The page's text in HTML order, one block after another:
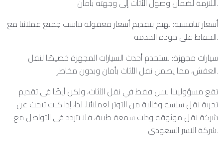
اللازمة لضمان وصول الأثاث إلى وجهته بأمان.
أسعار تنافسية: نهتم بتقديم أسعار معقولة تناسب جميع عملائنا مع
الحفاظ على جودة الخدمة.
سيارات مجهزة: نستخدم أحدث السيارات المجهزة خصيصًا لنقل
العفش، مما يضمن نقل الأثاث بأمان وبدون مخاطر.
تقع مسؤوليتنا ليس فقط في نقل الأثاث، ولكن أيضًا في تقديم
تجربة نقل سلسة وخالية من التوتر لعملائنا. لذا، إذا كنت تبحث عن
شركة نقل موثوقة وذات سمعة طيبة، فلا تتردد في التواصل مع
شركة النسر السعودي.